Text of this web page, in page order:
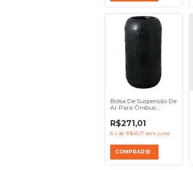
Bolsa De Suspensão De
Ar Para Ônibus
R$271,01
6 x de R$45,17 sem juros